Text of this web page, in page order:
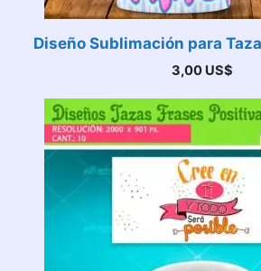
Diseño Sublimación para
3,00 US$